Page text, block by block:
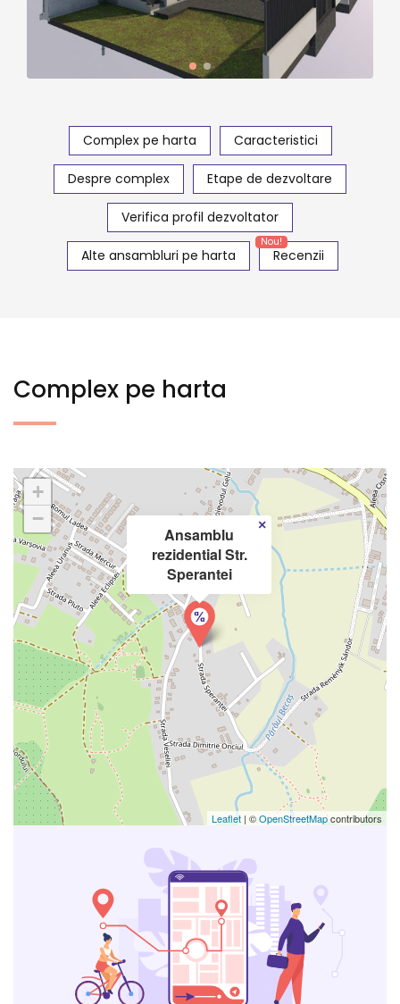
Complex pe harta Caracteristici
Despre complex Etape de dezvoltare
Verifica profil dezvoltator
Alte ansambluri pe harta Recenzii
Nou!
Complex pe harta
Ansamblu
rezidential Str.
Sperantei
×
+
−
Leaflet | ©OpenStreetMapcontributors